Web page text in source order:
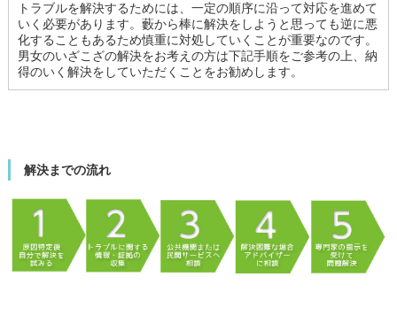
トラブルを解決するためには、一定の順序に沿って対応を進めて
いく必要があります。藪から棒に解決をしようと思っても逆に悪
化することもあるため慎重に対処していくことが重要なのです。
男女のいざこざの解決をお考えの方は下記手順をご参考の上、納
得のいく解決をしていただくことをお勧めします。
解決までの流れ